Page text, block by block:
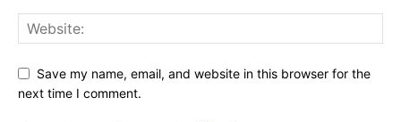
Save my name, email, and website in this browser for the
next time I comment.